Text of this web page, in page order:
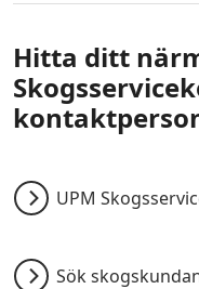
Hitta ditt
UPM
Sök